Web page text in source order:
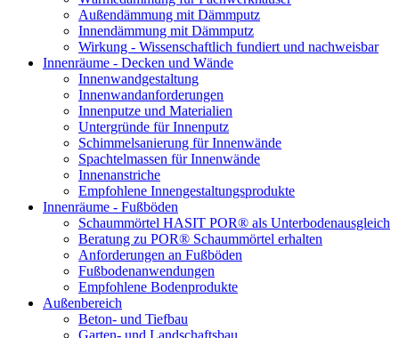
Außendämmung mit Dämmputz
Innendämmung mit Dämmputz
Wirkung - Wissenschaftlich fundiert und nachweisbar
Innenräume - Decken und Wände
Innenwandgestaltung
Innenwandanforderungen
Innenputze und Materialien
Untergründe für Innenputz
Schimmelsanierung für Innenwände
Spachtelmassen für Innenwände
Innenanstriche
Empfohlene Innengestaltungsprodukte
Innenräume - Fußböden
Schaummörtel HASIT POR® als Unterbodenausgleich
Beratung zu POR® Schaummörtel erhalten
Anforderungen an Fußböden
Fußbodenanwendungen
Empfohlene Bodenprodukte
Außenbereich
Beton- und Tiefbau
Garten- und Landschaftsbau